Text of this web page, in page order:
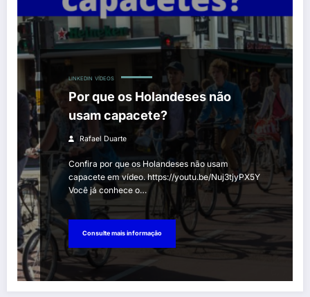
LINKEDIN VÍDEOS
Por que os Holandeses não
usam capacete?
Rafael Duarte
Confira por que os Holandeses não usam
capacete em vídeo. https://youtu.be/Nuj3tjyPX5Y
Você já conhece o…
Consulte mais informação